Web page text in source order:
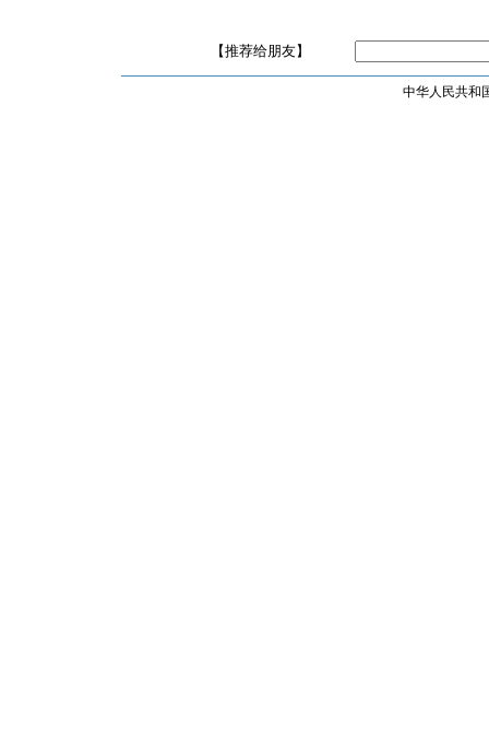
【推荐给朋友】
中华人民共和